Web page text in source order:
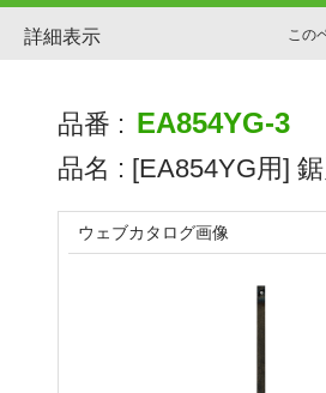
詳細表示 この
品番 : EA854YG-3
品名 : [EA854YG用]
ウェブカタログ画像